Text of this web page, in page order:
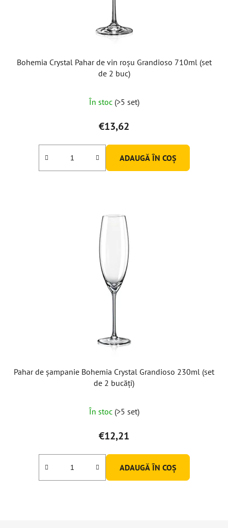
Bohemia Crystal Pahar de vin roșu Grandioso 710ml (set
de 2 buc)
În stoc (>5 set)
€13,62
ADAUGĂ ÎN COŞ
Pahar de șampanie Bohemia Crystal Grandioso 230ml (set
de 2 bucăți)
În stoc (>5 set)
€12,21
ADAUGĂ ÎN COŞ